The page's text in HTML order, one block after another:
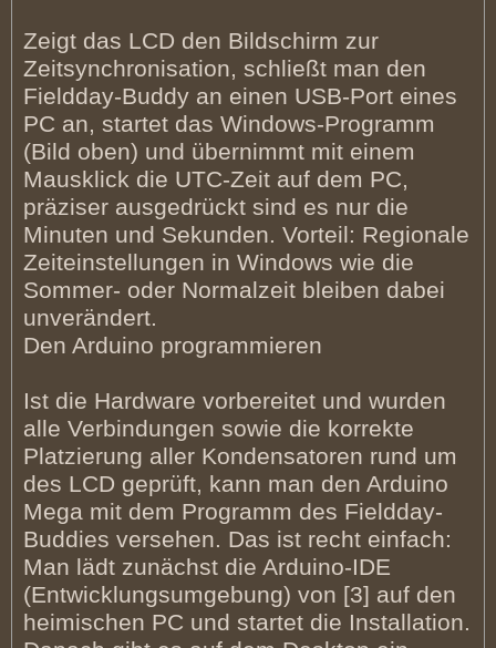
Zeigt das LCD den Bildschirm zur
Zeitsynchronisation, schließt man den
Fieldday-Buddy an einen USB-Port eines
PC an, startet das Windows-Programm
(Bild oben) und übernimmt mit einem
Mausklick die UTC-Zeit auf dem PC,
präziser ausgedrückt sind es nur die
Minuten und Sekunden. Vorteil: Regionale
Zeiteinstellungen in Windows wie die
Sommer- oder Normalzeit bleiben dabei
unverändert.
Den Arduino programmieren
Ist die Hardware vorbereitet und wurden
alle Verbindungen sowie die korrekte
Platzierung aller Kondensatoren rund um
des LCD geprüft, kann man den Arduino
Mega mit dem Programm des Fieldday-
Buddies versehen. Das ist recht einfach:
Man lädt zunächst die Arduino-IDE
(Entwicklungsumgebung) von [3] auf den
heimischen PC und startet die Installation.